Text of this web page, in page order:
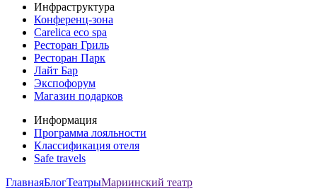
Инфраструктура
Конференц-зона
Carelica eco spa
Ресторан Гриль
Ресторан Парк
Лайт Бар
Экспофорум
Магазин подарков
Информация
Программа лояльности
Классификация отеля
Safe travels
ГлавнаяБлогТеатрыМариинский театр